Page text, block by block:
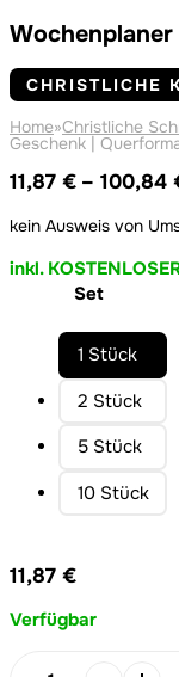
CHRISTLICHE
Home»Christliche
Geschenk |
11,87 € – 100,84
kein Ausweis von
inkl.
Set
1 Stück
2 Stück
5 Stück
10 Stück
11,87 €
Verfügbar